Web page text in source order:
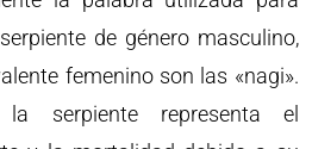
de género masculino,
femenino son las «nagi».
serpiente representa el